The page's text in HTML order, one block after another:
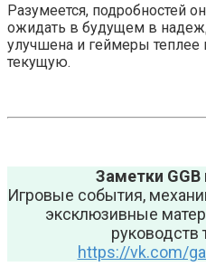
Разумеется, подробностей
ожидать в будущем в
улучшена и геймеры
текущую.
Заметки GGB
Игровые события,
эксклюзивные
руководств
https://vk.com/